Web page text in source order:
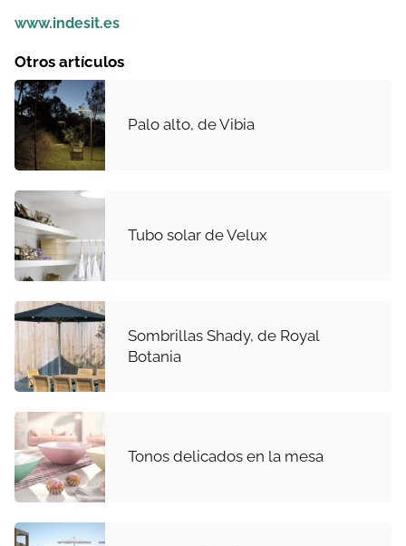
www.indesit.es
Otros artículos
Palo alto, de Vibia
Tubo solar de Velux
Sombrillas Shady, de Royal
Botania
Tonos delicados en la mesa